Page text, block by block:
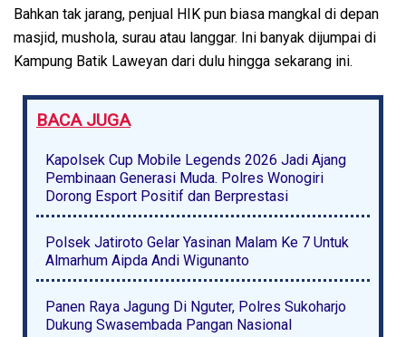
Bahkan tak jarang, penjual HIK pun biasa mangkal di depan
masjid, mushola, surau atau langgar. Ini banyak dijumpai di
Kampung Batik Laweyan dari dulu hingga sekarang ini.
BACA JUGA
Kapolsek Cup Mobile Legends 2026 Jadi Ajang
Pembinaan Generasi Muda. Polres Wonogiri
Dorong Esport Positif dan Berprestasi
Polsek Jatiroto Gelar Yasinan Malam Ke 7 Untuk
Almarhum Aipda Andi Wigunanto
Panen Raya Jagung Di Nguter, Polres Sukoharjo
Dukung Swasembada Pangan Nasional